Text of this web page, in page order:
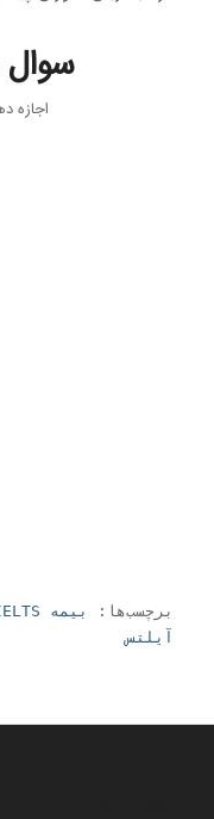
سوال
اجازه
برچسب‌ها: بیمه IELTS
آیلتس